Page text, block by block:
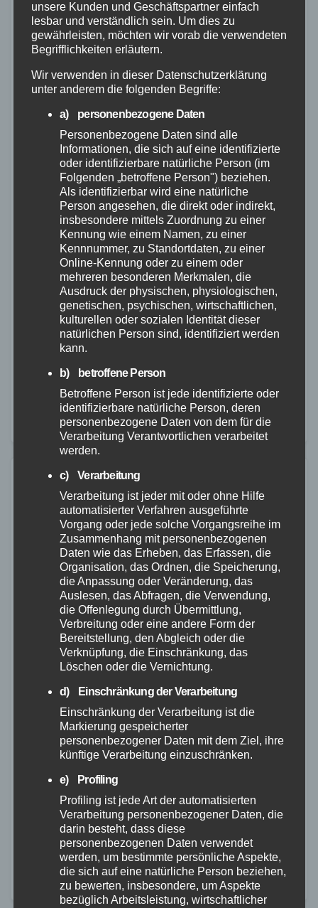
FEUERWEHR MAYEN-KOBLENZ POLIZEI RETTUNGSDIENST
Wohnmobil in Flammen:
Feuerwehr verhindert
Schlimmeres in Koblenz
27. AUG. 2025
Am Dienstag, 26.08.2025, gegen 19 Uhr, geriet aus
Wohnmobil in Brand. Innerhalb kurzer Zeit stand
Tödlicher Verkehrsunfall auf der
K57 bei Höhn
26. AUG. 2025
Am Dienstag, den 26.08.2025, kam es gegen 12:55
Uhr auf der Kreisstraße 57 zwischen Höhn und Fehl-
Ritzhausen zu einem schweren Verkehrsunfall. Wie
die Feuerwehr mitteilt, kollidierten dabei ein kleiner
unsere Kunden und Geschäftspartner einfach
lesbar und verständlich sein. Um dies zu
gewährleisten, möchten wir vorab die verwendeten
Begrifflichkeiten erläutern.
Wir verwenden in dieser Datenschutzerklärung
unter anderem die folgenden Begriffe:
a) personenbezogene Daten
Personenbezogene Daten sind alle
Informationen, die sich auf eine identifizierte
oder identifizierbare natürliche Person (im
Folgenden „betroffene Person") beziehen.
Als identifizierbar wird eine natürliche
Person angesehen, die direkt oder indirekt,
insbesondere mittels Zuordnung zu einer
Kennung wie einem Namen, zu einer
Kennnummer, zu Standortdaten, zu einer
Online-Kennung oder zu einem oder
mehreren besonderen Merkmalen, die
Ausdruck der physischen, physiologischen,
genetischen, psychischen, wirtschaftlichen,
kulturellen oder sozialen Identität dieser
natürlichen Person sind, identifiziert werden
kann.
b) betroffene Person
Betroffene Person ist jede identifizierte oder
identifizierbare natürliche Person, deren
personenbezogene Daten von dem für die
Verarbeitung Verantwortlichen verarbeitet
werden.
c) Verarbeitung
Verarbeitung ist jeder mit oder ohne Hilfe
automatisierter Verfahren ausgeführte
Vorgang oder jede solche Vorgangsreihe im
Zusammenhang mit personenbezogenen
Daten wie das Erheben, das Erfassen, die
Organisation, das Ordnen, die Speicherung,
die Anpassung oder Veränderung, das
Auslesen, das Abfragen, die Verwendung,
die Offenlegung durch Übermittlung,
Verbreitung oder eine andere Form der
Bereitstellung, den Abgleich oder die
Verknüpfung, die Einschränkung, das
Löschen oder die Vernichtung.
d) Einschränkung der Verarbeitung
Einschränkung der Verarbeitung ist die
Markierung gespeicherter
personenbezogener Daten mit dem Ziel, ihre
künftige Verarbeitung einzuschränken.
e) Profiling
Profiling ist jede Art der automatisierten
Verarbeitung personenbezogener Daten, die
darin besteht, dass diese
personenbezogenen Daten verwendet
werden, um bestimmte persönliche Aspekte,
die sich auf eine natürliche Person beziehen,
zu bewerten, insbesondere, um Aspekte
bezüglich Arbeitsleistung, wirtschaftlicher